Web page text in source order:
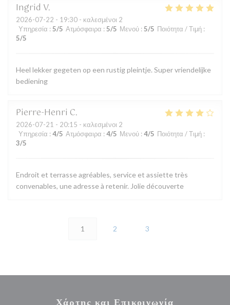
Ingrid V
2026-07-22 - 19:30 - καλεσμένοι 2
Υπηρεσία : 5/5 Ατμόσφαιρα : 5/5 Μενού : 5/5 Ποιότητα / Τιμή :
5/5
Heel lekker gegeten op een rustig pleintje. Super vriendelijke
bediening
Pierre-HenriC
2026-07-21 - 20:15 - καλεσμένοι 2
Υπηρεσία : 4/5 Ατμόσφαιρα : 4/5 Μενού : 4/5 Ποιότητα / Τιμή :
3/5
Endroit et terrasse agréables, service et assiette très
convenables, une adresse à retenir. Jolie découverte
1 2 3